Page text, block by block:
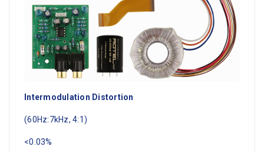
Intermodulation Distortion
(60Hz:7kHz, 4:1)
<0.03%